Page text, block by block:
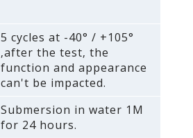
5 cycles at -40° / +105°
‚after the test‚ the
function and appearance
can't be impacted.
Submersion in water 1M
for 24 hours.